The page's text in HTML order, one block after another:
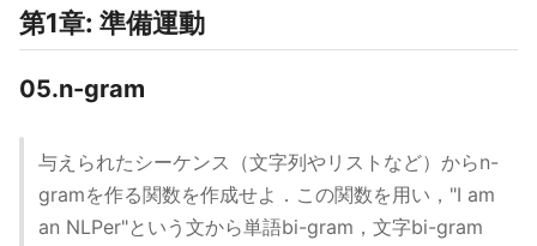
第1章: 準備運動
05.n-gram
与えられたシーケンス（文字列やリストなど）からn-
gramを作る関数を作成せよ．この関数を用い，"I am
an NLPer"という文から単語bi-gram，文字bi-gram